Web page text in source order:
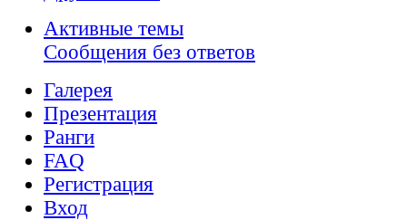
Активные темы
Сообщения без ответов
Галерея
Презентация
Ранги
FAQ
Регистрация
Вход